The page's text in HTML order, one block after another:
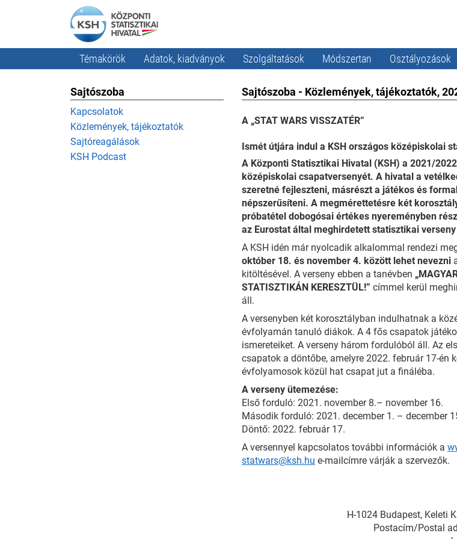
Témakörök Adatok, kiadványok Szolgáltatások Módszertan Osztályozások
Sajtószoba
Kapcsolatok
Közlemények, tájékoztatók
Sajtóreagálások
KSH Podcast
Sajtószoba - Közlemények, tájékoztatók,
A „STAT WARS VISSZATÉR”
Ismét útjára indul a KSH országos középiskolai
A Központi Statisztikai Hivatal (KSH) a 2021/
középiskolai csapatversenyét. A hivatal a
szeretné fejleszteni, másrészt a játékos és
népszerűsíteni. A megmérettetésre két
próbatétel dobogósai értékes nyereményben
az Eurostat által meghirdetett statisztikai
A KSH idén már nyolcadik alkalommal rendezi
október 18. és november 4. között lehet nevezni
kitöltésével. A verseny ebben a tanévben
STATISZTIKÁN KERESZTÜL!” címmel kerül
áll.
A versenyben két korosztályban indulhatnak a
évfolyamán tanuló diákok. A 4 fős csapatok
ismereteiket. A verseny három fordulóból áll. Az
csapatok a döntőbe, amelyre 2022. február 17-
évfolyamosok közül hat csapat jut a fináléba.
A verseny ütemezése:
Első forduló: 2021. november 8.– november 16.
Második forduló: 2021. december 1. – december
Döntő: 2022. február 17.
A versennyel kapcsolatos további információk a
statwars@ksh.hu e-mailcímre várják a szervezők.
H-1024 Budapest, Keleti
Postacím/Postal